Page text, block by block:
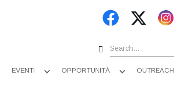
Search
EVENTI
Apri
OPPORTUNITÀ
Apri
OUTREACH